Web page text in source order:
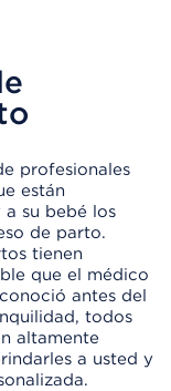
profesionales
están
su bebé los
de parto.
tienen
que el médico
antes del
todos
altamente
a usted y